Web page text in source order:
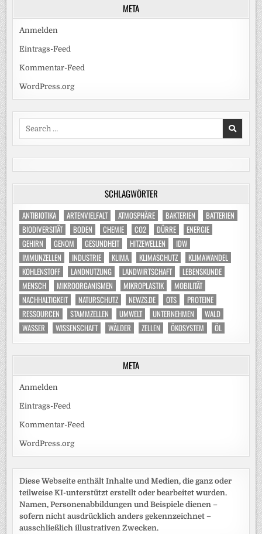
META
Anmelden
Eintrags-Feed
Kommentar-Feed
WordPress.org
Search
SCHLAGWÖRTER
ANTIBIOTIKA ARTENVIELFALT ATMOSPHÄRE BAKTERIEN
BATTERIEN
BIODIVERSITÄT
BODEN CHEMIE CO2 DÜRRE
ENERGIE
GEHIRN
GENOM GESUNDHEIT HITZEWELLEN
IDW
IMMUNZELLEN
INDUSTRIE KLIMA KLIMASCHUTZ
KLIMAWANDEL
KOHLENSTOFF
LANDNUTZUNG LANDWIRTSCHAFT
LEBENSKUNDE
MENSCH
MIKROORGANISMEN MIKROPLASTIK
MOBILITÄT
NACHHALTIGKEIT
NATURSCHUTZ NEWZS.DE OTS
PROTEINE
RESSOURCEN
STAMMZELLEN UMWELT UNTERNEHMEN
WALD
WASSER
WISSENSCHAFT WÄLDER ZELLEN ÖKOSYSTEM ÖL
META
Anmelden
Eintrags-Feed
Kommentar-Feed
WordPress.org
Diese Webseite enthält Inhalte und Medien, die ganz oder
teilweise KI-unterstützt erstellt oder bearbeitet wurden.
Namen, Personenabbildungen und Beispiele dienen –
sofern nicht ausdrücklich anders gekennzeichnet –
ausschließlich illustrativen Zwecken.